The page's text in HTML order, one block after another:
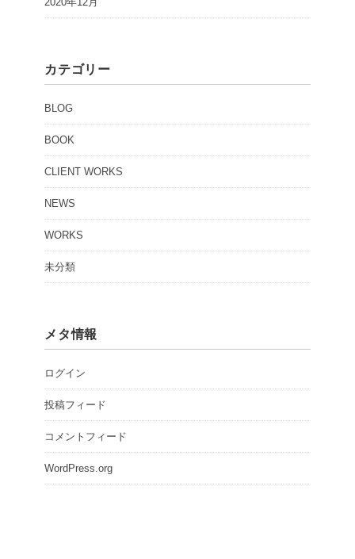
カテゴリー
BLOG
BOOK
CLIENT WORKS
NEWS
WORKS
未分類
メタ情報
ログイン
投稿フィード
コメントフィード
WordPress.org